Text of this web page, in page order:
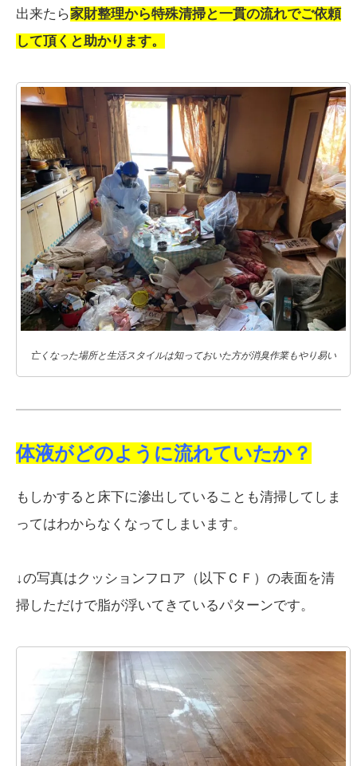
出来たら家財整理から特殊清掃と一貫の流れでご依頼
して頂くと助かります。
亡くなった場所と生活スタイルは知っておいた方が消臭作業もやり易い
体液がどのように流れていたか？
もしかすると床下に滲出していることも清掃してしま
ってはわからなくなってしまいます。
↓の写真はクッションフロア（以下ＣＦ）の表面を清
掃しただけで脂が浮いてきているパターンです。